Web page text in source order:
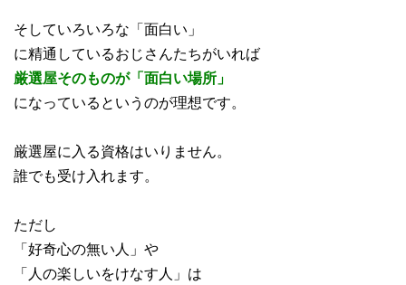
そしていろいろな「面白い」
に精通しているおじさんたちがいれば
厳選屋そのものが「面白い場所」
になっているというのが理想です。
厳選屋に入る資格はいりません。
誰でも受け入れます。
ただし
「好奇心の無い人」や
「人の楽しいをけなす人」は